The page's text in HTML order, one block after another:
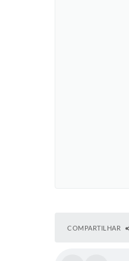
COMPARTILHAR